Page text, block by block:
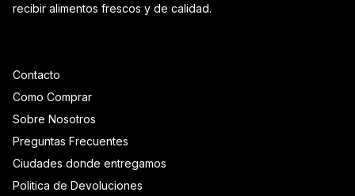
Contacto
Como Comprar
Sobre Nosotros
Preguntas Frecuentes
Ciudades donde entregamos
Politica de Devoluciones
recibir alimentos frescos y de calidad.